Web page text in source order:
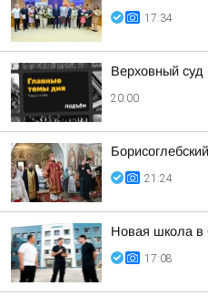
17:34
Верховный суд
20:00
21:24
Новая школа в
17:08